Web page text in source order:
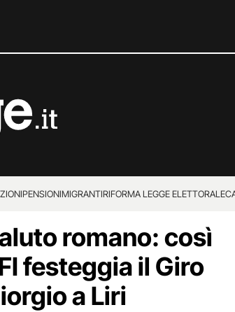
PENSIONIMIGRANTIRIFORMA LEGGE ELETTORALE
romano: così
festeggia il Giro
a Liri